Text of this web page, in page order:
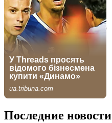
Последние новости